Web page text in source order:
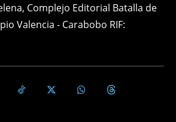
Complejo Editorial Batalla de
Valencia - Carabobo RIF: